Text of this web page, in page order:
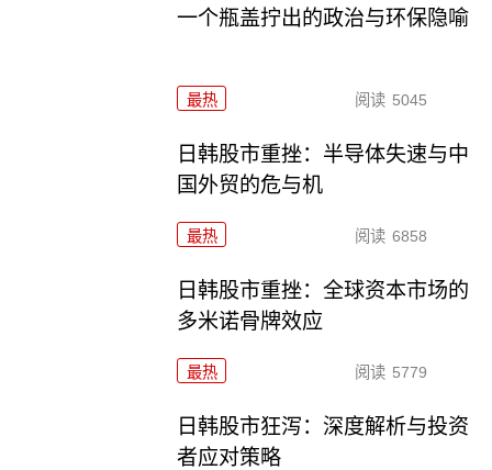
一个瓶盖拧出的政治与环保隐喻
最热 阅读 5045
日韩股市重挫：半导体失速与中
国外贸的危与机
最热 阅读 6858
日韩股市重挫：全球资本市场的
多米诺骨牌效应
最热 阅读 5779
日韩股市狂泻：深度解析与投资
者应对策略